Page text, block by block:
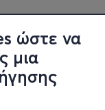
ώστε να
μια